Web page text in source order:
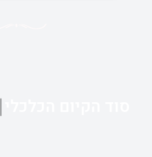
סוד הקיום הכלכלי